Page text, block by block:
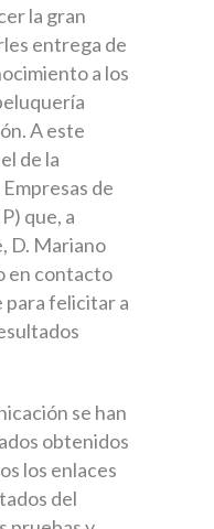
la gran
entrega de
a los
A este
de la
de
que, a
D. Mariano
en contacto
felicitar a
se han
obtenidos
los enlaces
del